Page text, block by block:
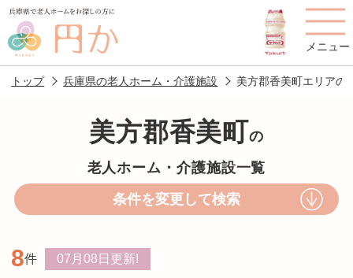
メニュー
老人ホームを
円かについて 費用について
老人ホームの種類
トップ 兵庫県の老人ホーム・介護施設 美方郡香美町エリアの
美方郡香美町の
老人ホーム・介護施設一覧
条件を変更して検索
8件 07月08日 更新!